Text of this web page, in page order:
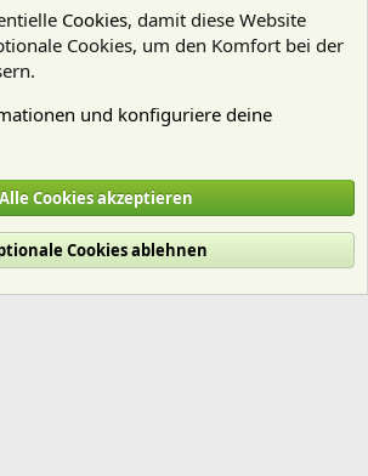
(Du)
Datenschutz Hilfe und Impressum
Cookies, damit diese Website
Cookies, um den Komfort bei der
und konfiguriere deine
Alle Cookies akzeptieren
Cookies ablehnen